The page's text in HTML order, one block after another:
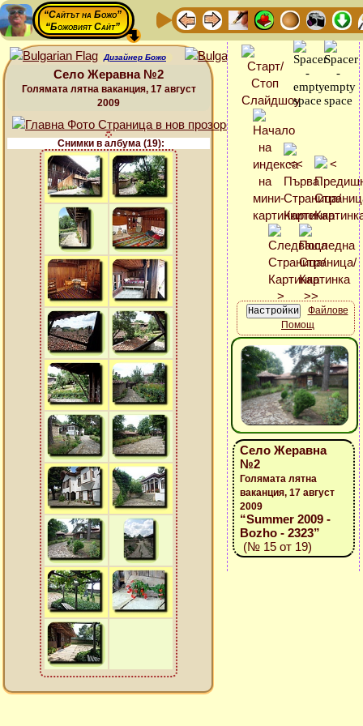
“Сайтът на Божо”
“Божовият Сайт”
Дизайнер Божо
Село Жеравна №2
Голямата лятна ваканция, 17 август
2009
Снимки в албума (19):
Файлове
Помощ
Село Жеравна
№2
Голямата лятна
ваканция, 17 август
2009
“Summer 2009 -
Bozho - 2323”
(№ 15 от 19)